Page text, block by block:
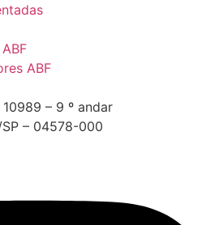
ABF
– 9 º andar
– 04578-000